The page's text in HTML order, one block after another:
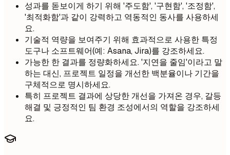
성과를 돋보이게 하기 위해 '주도함', '구현함', '조정함',
'최적화함'과 같이 강력하고 역동적인 동사를 사용하세
요.
기술적 역량을 보여주기 위해 효과적으로 사용한 특정
도구나 소프트웨어(예: Asana, Jira)를 강조하세요.
가능한 한 결과를 정량화하세요. '지연을 줄임'이라고 말
하는 대신, 프로젝트 일정을 개선한 백분율이나 기간을
구체적으로 명시하세요.
특히 프로젝트 결과에 상당한 개선을 가져온 경우, 갈등
해결 및 긍정적인 팀 환경 조성에서의 역할을 강조하세
요.